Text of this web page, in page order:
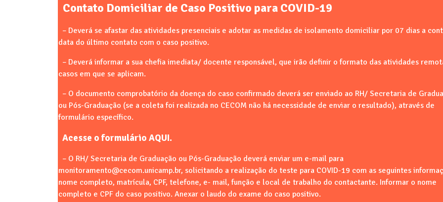
Contato Domiciliar de Caso Positivo para COVID-19
– Deverá se afastar das atividades presenciais e adotar as medidas de isolamento domiciliar por 07 dias a
data do último contato com o caso positivo.
– Deverá informar a sua chefia imediata/ docente responsável, que irão definir o formato das atividades
casos em que se aplicam.
– O documento comprobatório da doença do caso confirmado deverá ser enviado ao RH/ Secretaria de
ou Pós-Graduação (se a coleta foi realizada no CECOM não há necessidade de enviar o resultado), através de
formulário específico.
Acesse o formulário AQUI.
– O RH/ Secretaria de Graduação ou Pós-Graduação deverá enviar um e-mail para
monitoramento@cecom.unicamp.br, solicitando a realização do teste para COVID-19 com as seguintes
nome completo, matrícula, CPF, telefone, e- mail, função e local de trabalho do contactante. Informar o nome
completo e CPF do caso positivo. Anexar o laudo do exame do caso positivo.